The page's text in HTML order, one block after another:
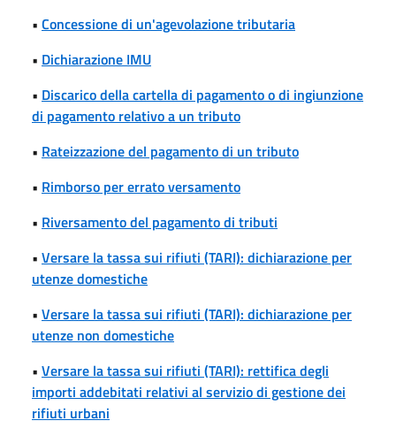
• Concessione di un'agevolazione tributaria
• Dichiarazione IMU
• Discarico della cartella di pagamento o di ingiunzione
di pagamento relativo a un tributo
• Rateizzazione del pagamento di un tributo
• Rimborso per errato versamento
• Riversamento del pagamento di tributi
• Versare la tassa sui rifiuti (TARI): dichiarazione per
utenze domestiche
• Versare la tassa sui rifiuti (TARI): dichiarazione per
utenze non domestiche
• Versare la tassa sui rifiuti (TARI): rettifica degli
importi addebitati relativi al servizio di gestione dei
rifiuti urbani